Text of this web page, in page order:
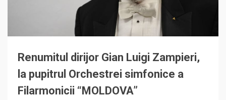
Renumitul dirijor Gian Luigi Zampieri,
la pupitrul Orchestrei simfonice a
Filarmonicii “MOLDOVA”